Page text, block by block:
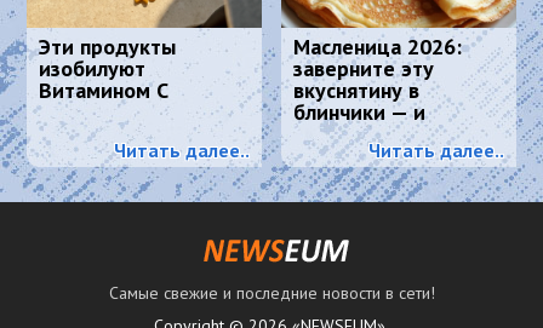
Эти продукты
изобилуют
Витамином С
Читать далее..
Масленица 2026:
заверните эту
вкуснятину в
блинчики — и
подавайте как
главное блюдо
Читать далее..
Самые свежие и последние новости в сети!